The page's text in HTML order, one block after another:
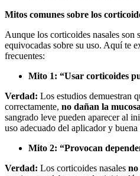
Mitos comunes sobre los
Aunque los corticoides nasales son
equivocadas sobre su uso. Aquí te
frecuentes:
Mito 1: “Usar corticoides
Verdad: Los estudios demuestran
correctamente, no dañan la
sangrado leve pueden aparecer al
uso adecuado del aplicador y
Mito 2: “Provocan
Verdad: Los corticoides nasales no